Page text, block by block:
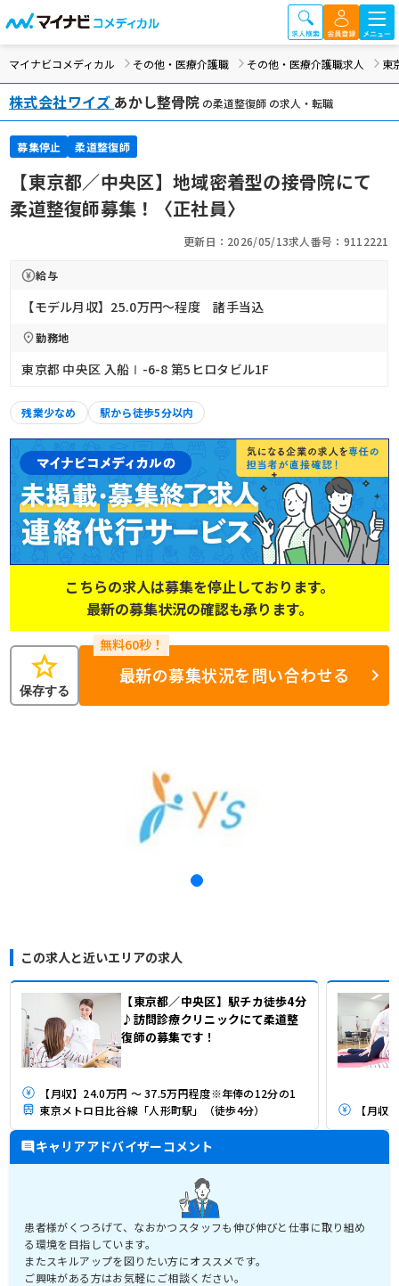
マイナビコメディカル その他・医療介護職 その他・医療介護職求人 東
株式会社ワイズ あかし整骨院 の柔道整復師 の求人・転職
募集停止 柔道整復師
【東京都／中央区】地域密着型の接骨院にて
柔道整復師募集！〈正社員〉
更新日：2026/05/13求人番号：9112221
給与
【モデル月収】25.0万円〜程度 諸手当込
勤務地
東京都 中央区 入船Ⅰ-6-8 第5ヒロタビル1F
残業少なめ 駅から徒歩5分以内
こちらの求人は募集を停止しております。
最新の募集状況の確認も承ります。
star
保存する
最新の募集状況を問い合わせる
この求人と近いエリアの求人
【東京都／中央区】駅チカ徒歩4分
♪訪問診療クリニックにて柔道整
復師の募集です！
【月収】24.0万円 ～ 37.5万円程度※年俸の12分の1
東京メトロ日比谷線「人形町駅」（徒歩4分）
【月収
キャリアアドバイザーコメント
患者様がくつろげて、なおかつスタッフも伸び伸びと仕事に取り組め
る環境を目指しています。
またスキルアップを図りたい方にオススメです。
ご興味がある方はお気軽にご相談ください。